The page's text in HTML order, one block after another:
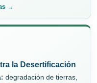
→
la Desertificación
degradación de tierras,